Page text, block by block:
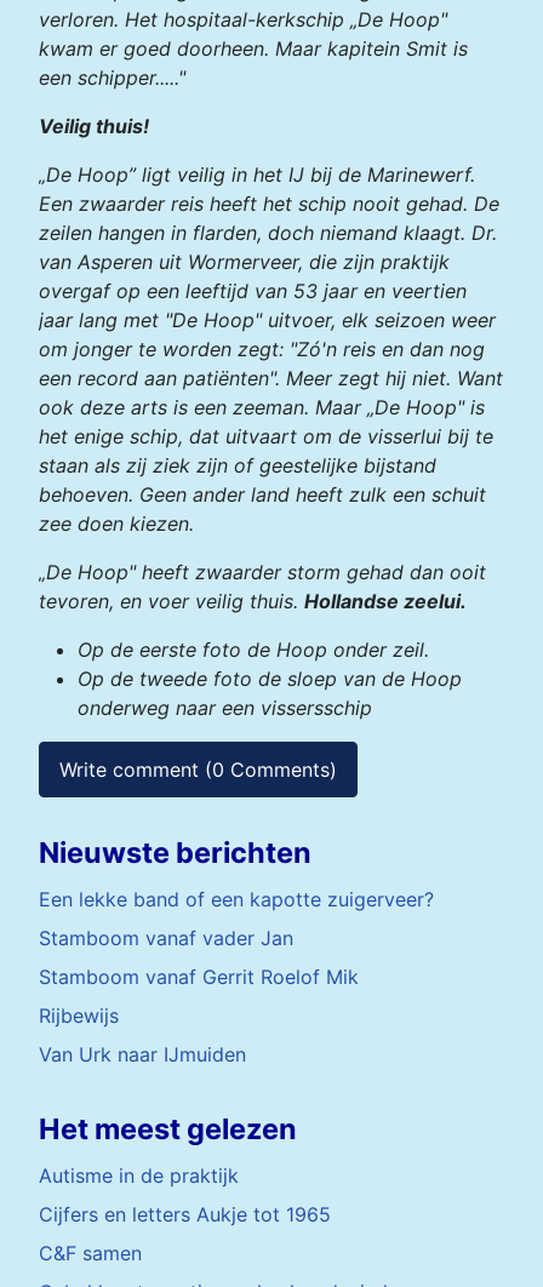
verloren. Het hospitaal-kerkschip „De Hoop"
kwam er goed doorheen. Maar kapitein Smit is
een schipper....."
Veilig thuis!
„De Hoop” ligt veilig in het IJ bij de Marinewerf.
Een zwaarder reis heeft het schip nooit gehad. De
zeilen hangen in flarden, doch niemand klaagt. Dr.
van Asperen uit Wormerveer, die zijn praktijk
overgaf op een leeftijd van 53 jaar en veertien
jaar lang met "De Hoop" uitvoer, elk seizoen weer
om jonger te worden zegt: "Zó'n reis en dan nog
een record aan patiënten". Meer zegt hij niet. Want
ook deze arts is een zeeman. Maar „De Hoop" is
het enige schip, dat uitvaart om de visserlui bij te
staan als zij ziek zijn of geestelijke bijstand
behoeven. Geen ander land heeft zulk een schuit
zee doen kiezen.
„De Hoop" heeft zwaarder storm gehad dan ooit
tevoren, en voer veilig thuis. Hollandse zeelui.
Op de eerste foto de Hoop onder zeil.
Op de tweede foto de sloep van de Hoop
onderweg naar een vissersschip
Write comment (0 Comments)
Nieuwste berichten
Een lekke band of een kapotte zuigerveer?
Stamboom vanaf vader Jan
Stamboom vanaf Gerrit Roelof Mik
Rijbewijs
Van Urk naar IJmuiden
Het meest gelezen
Autisme in de praktijk
Cijfers en letters Aukje tot 1965
C&F samen